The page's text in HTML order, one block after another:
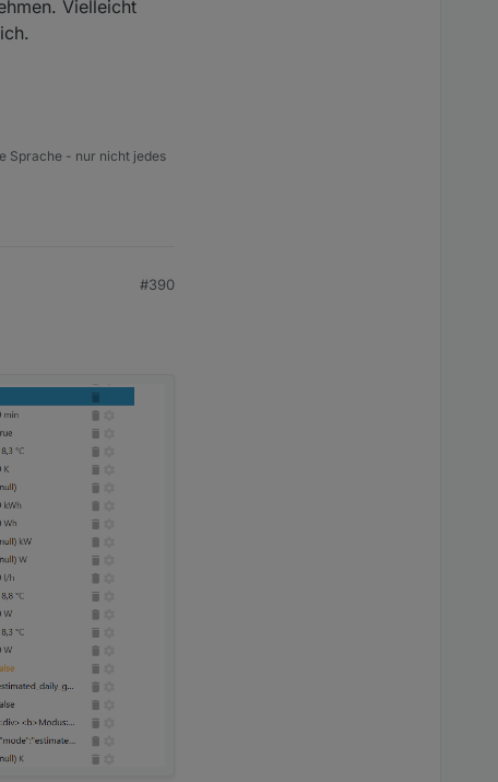
Vielleicht
Sprache - nur nicht jedes
#390